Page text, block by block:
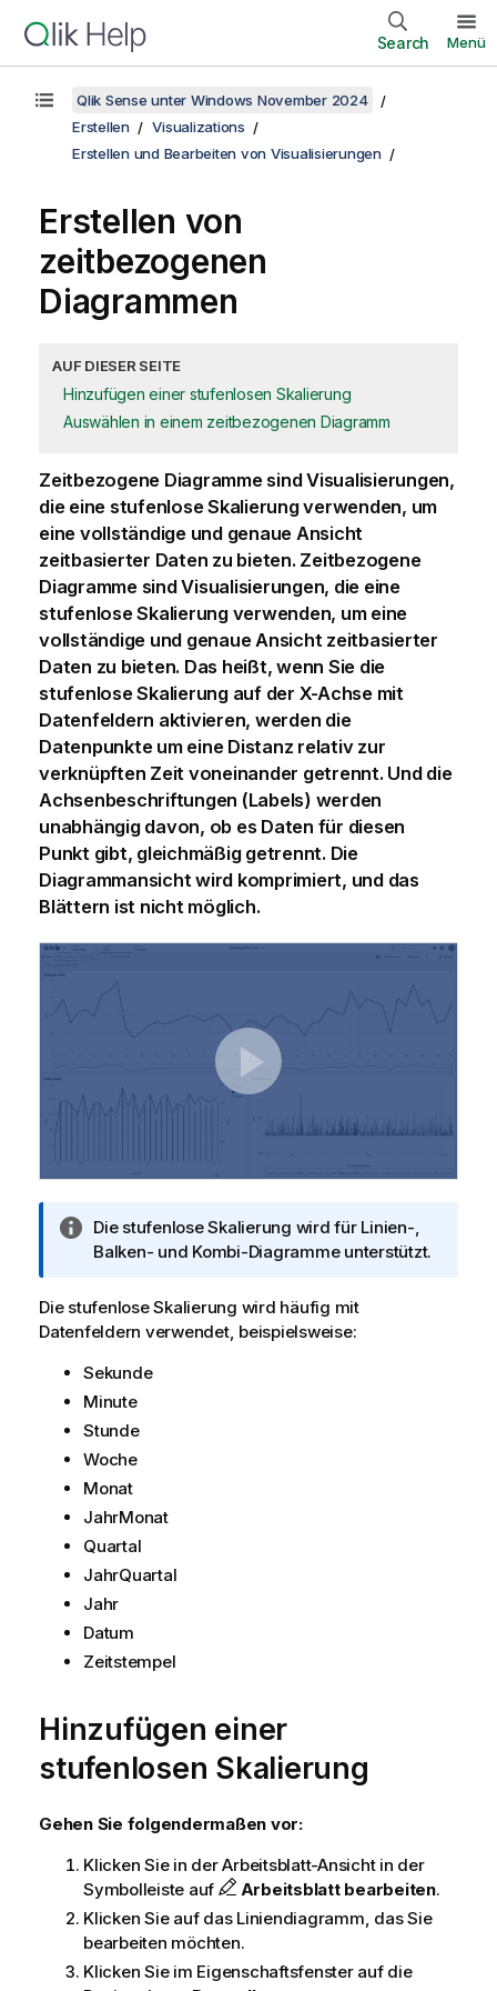
Search Menü
Qlik Sense unter Windows November 2024
Erstellen
Visualizations
Erstellen und Bearbeiten von Visualisierungen
Erstellen von
zeitbezogenen
Diagrammen
AUF DIESER SEITE
Hinzufügen einer stufenlosen Skalierung
Auswählen in einem zeitbezogenen Diagramm
Zeitbezogene Diagramme sind Visualisierungen,
die eine stufenlose Skalierung verwenden, um
eine vollständige und genaue Ansicht
zeitbasierter Daten zu bieten. Zeitbezogene
Diagramme sind Visualisierungen, die eine
stufenlose Skalierung verwenden, um eine
vollständige und genaue Ansicht zeitbasierter
Daten zu bieten. Das heißt, wenn Sie die
stufenlose Skalierung auf der X-Achse mit
Datenfeldern aktivieren, werden die
Datenpunkte um eine Distanz relativ zur
verknüpften Zeit voneinander getrennt. Und die
Achsenbeschriftungen (Labels) werden
unabhängig davon, ob es Daten für diesen
Punkt gibt, gleichmäßig getrennt. Die
Diagrammansicht wird komprimiert, und das
Blättern ist nicht möglich.
I
n
o
r
a
t
i
n
s
h
i
n
w
i
s
Die stufenlose Skalierung wird für Linien-,
Balken- und Kombi-Diagramme unterstützt.
Die stufenlose Skalierung wird häufig mit
Datenfeldern verwendet, beispielsweise:
Sekunde
Minute
Stunde
Woche
Monat
JahrMonat
Quartal
JahrQuartal
Jahr
Datum
Zeitstempel
Hinzufügen einer
stufenlosen Skalierung
Gehen Sie folgendermaßen vor:
Klicken Sie in der Arbeitsblatt-Ansicht in der
Symbolleiste auf
Arbeitsblatt bearbeiten.
Klicken Sie auf das Liniendiagramm, das Sie
bearbeiten möchten.
Klicken Sie im Eigenschaftsfenster auf die